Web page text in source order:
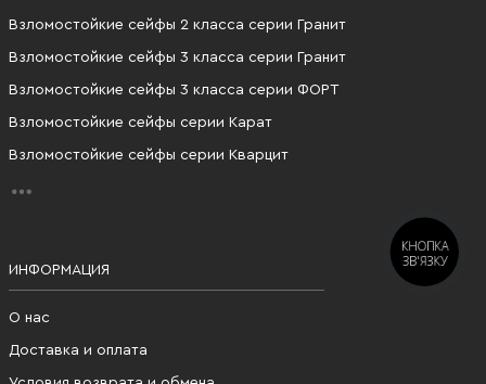
Взломостойкие сейфы 2 класса серии Гранит
Взломостойкие сейфы 3 класса серии Гранит
Взломостойкие сейфы 3 класса серии ФОРТ
Взломостойкие сейфы серии Карат
Взломостойкие сейфы серии Кварцит
ИНФОРМАЦИЯ
О нас
Доставка и оплата
КНОПКА
ЗВ'ЯЗКУ